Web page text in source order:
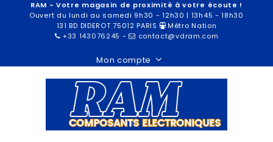
RAM - Votre magasin de proximité à votre écoute !
Ouvert du lundi au samedi 9h30 - 12h30 | 13h45 - 18h30
131 BD DIDEROT 75012 PARIS
Métro Nation
+33 143076245 - contact@vdram.com
Mon compte